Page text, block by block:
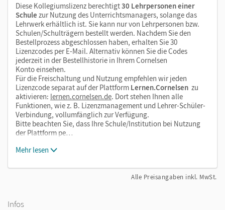
Diese Kollegiumslizenz berechtigt30 Lehrpersonen einer
Schule zur Nutzung des Unterrichtsmanagers, solange das
Lehrwerk erhältlich ist. Sie kann nur von Lehrpersonen bzw.
Schulen/Schulträgern bestellt werden. Nachdem Sie den
Bestellprozess abgeschlossen haben, erhalten Sie 30
Lizenzcodes per E-Mail. Alternativ können Sie die Codes
jederzeit in der Bestellhistorie in Ihrem Cornelsen
Konto einsehen.
Für die Freischaltung und Nutzung empfehlen wir jeden
Lizenzcode separat auf der Plattform Lernen.Cornelsen zu
aktivieren: lernen.cornelsen.de. Dort stehen Ihnen alle
Funktionen, wie z. B. Lizenzmanagement und Lehrer-Schüler-
Verbindung, vollumfänglich zur Verfügung.
Bitte beachten Sie, dass Ihre Schule/Institution bei Nutzung
der Plattform pe…
Mehr lesen
Alle Preisangaben inkl. MwSt.
Infos